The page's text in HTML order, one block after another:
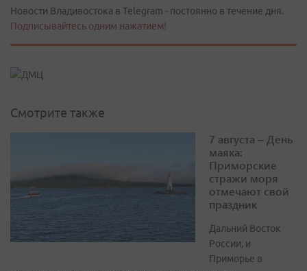
Новости Владивостока в Telegram - постоянно в течение дня.
Подписывайтесь одним нажатием!
Смотрите также
7 августа – День
маяка:
Приморские
стражи моря
отмечают свой
праздник
Дальний Восток
России, и
Приморье в